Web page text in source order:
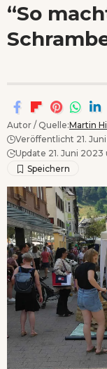
“So
Autor / Quelle:Martin
Veröffentlicht 21.
Update 21. Juni 2023